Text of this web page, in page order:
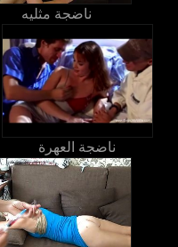
ناضجة مثليه
ناضجة العهرة